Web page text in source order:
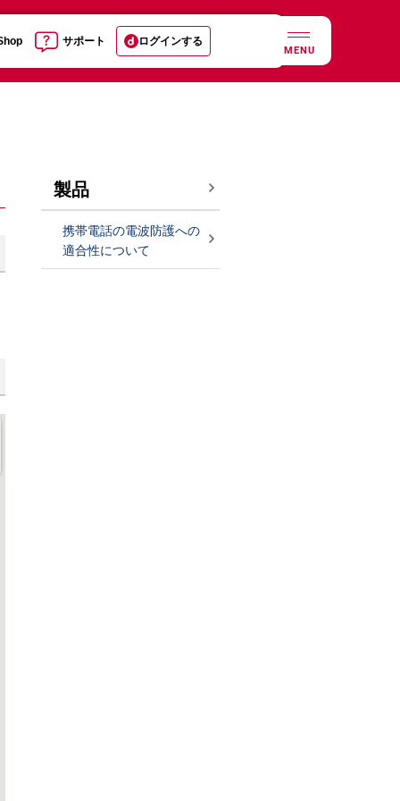
サポート ログインする
MENU
製品
携帯電話の電波防護への
適合性について